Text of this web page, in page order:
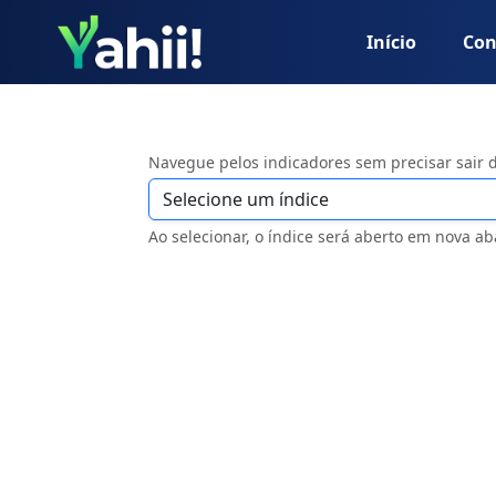
Início
Navegue pelos indicadores sem precisar sair
Ao selecionar, o índice será aberto em nova